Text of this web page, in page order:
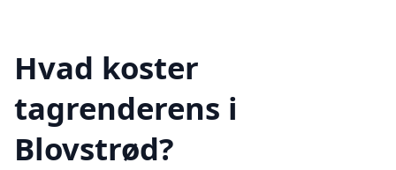
Hvad koster
tagrenderens i
Blovstrød?